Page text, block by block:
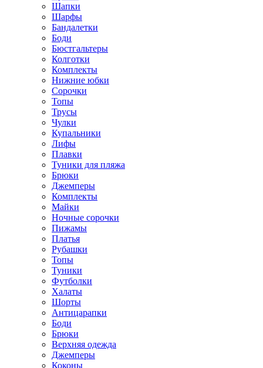
Шапки
Шарфы
Бандалетки
Боди
Бюстгальтеры
Колготки
Комплекты
Нижние юбки
Сорочки
Топы
Трусы
Чулки
Купальники
Лифы
Плавки
Туники для пляжа
Брюки
Джемперы
Комплекты
Майки
Ночные сорочки
Пижамы
Платья
Рубашки
Топы
Туники
Футболки
Халаты
Шорты
Антицарапки
Боди
Брюки
Верхняя одежда
Джемперы
Коконы